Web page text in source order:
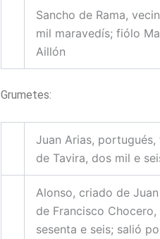
Sancho de Rama,
mil maravedís; fiólo
Aillón
Grumetes:
Juan Arias,
de Tavira, dos mil e
Alonso, criado de
de Francisco
sesenta e seis; salió